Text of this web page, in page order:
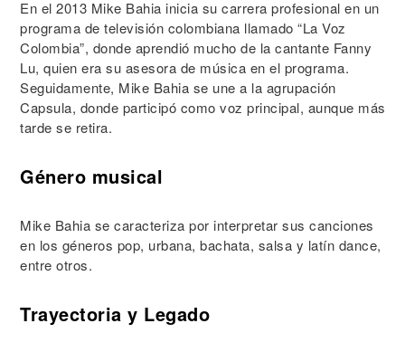
En el 2013 Mike Bahia inicia su carrera profesional en un
programa de televisión colombiana llamado “La Voz
Colombia”, donde aprendió mucho de la cantante Fanny
Lu, quien era su asesora de música en el programa.
Seguidamente, Mike Bahia se une a la agrupación
Capsula, donde participó como voz principal, aunque más
tarde se retira.
Género musical
Mike Bahia se caracteriza por interpretar sus canciones
en los géneros pop, urbana, bachata, salsa y latín dance,
entre otros.
Trayectoria y Legado